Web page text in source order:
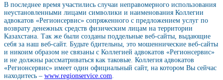
В последнее время участились случаи неправомерного использования
неустановленными лицами символики и наименования Коллегии
адвокатов «Регионсервис» сопряженного с предложением услуг по
возврату денежных средств физическим лицам на территории
Казахстана. Так же были созданы поддельные веб-сайты, выдающие
себя за наш веб-сайт. Будьте бдительны, это мошеннические веб-сайты
и никоим образом не связаны с Коллегией адвокатов «Регионсервис»
и не должны рассматриваться как таковые. Коллегия адвокатов
«Регионсервис» имеет один официальный сайт, на котором Вы сейчас
находитесь – www.regionservice.com